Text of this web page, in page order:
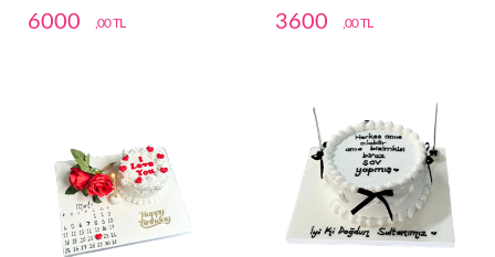
6000 ,00 TL 3600 ,00 TL